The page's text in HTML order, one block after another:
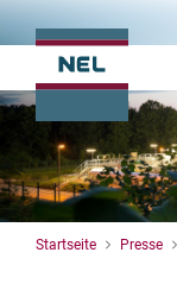
Startseite Presse